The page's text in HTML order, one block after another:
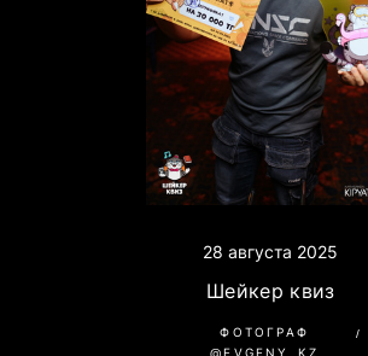
28 августа 2025
Шейкер квиз
ФОТОГРАФ
@EVGENY_KZ